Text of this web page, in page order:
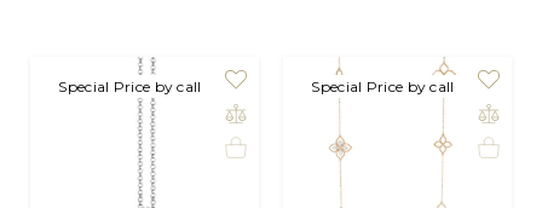
Special Price by call Special Price by call